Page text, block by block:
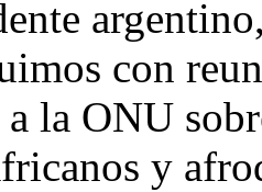
con
la ONU
y